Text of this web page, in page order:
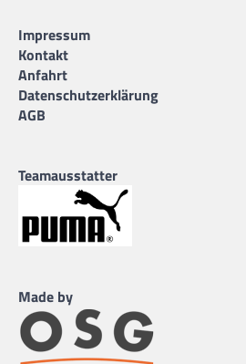
Impressum
Kontakt
Anfahrt
Datenschutzerklärung
AGB
Teamausstatter
Made by